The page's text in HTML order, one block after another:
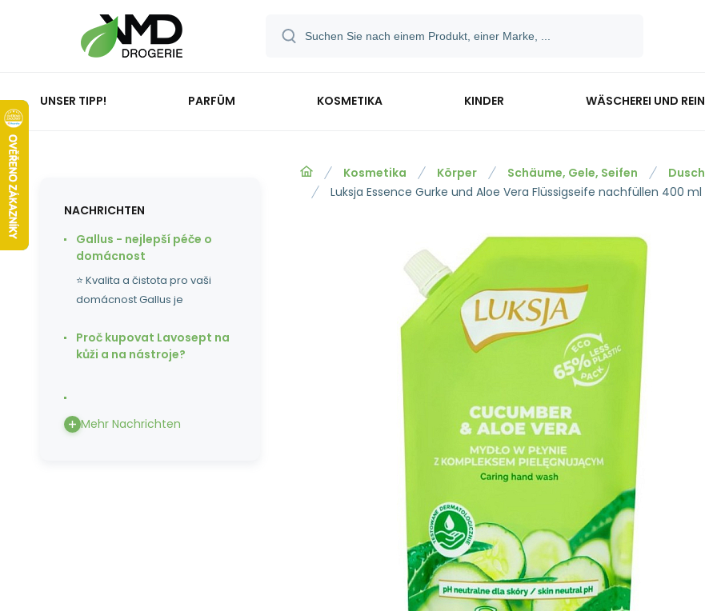
UNSER TIPP! PARFÜM KOSMETIKA KINDER WÄSCHEREI UND
Kosmetika Körper Schäume, Gele, Seifen
Luksja Essence Gurke und Aloe Vera Flüssigseife nachfüllen 400 ml
NACHRICHTEN
Gallus - nejlepší péče o
domácnost
⭐ Kvalita a čistota pro vaši
domácnost Gallus je
Proč kupovat Lavosept na
kůži a na nástroje?
Mehr Nachrichten